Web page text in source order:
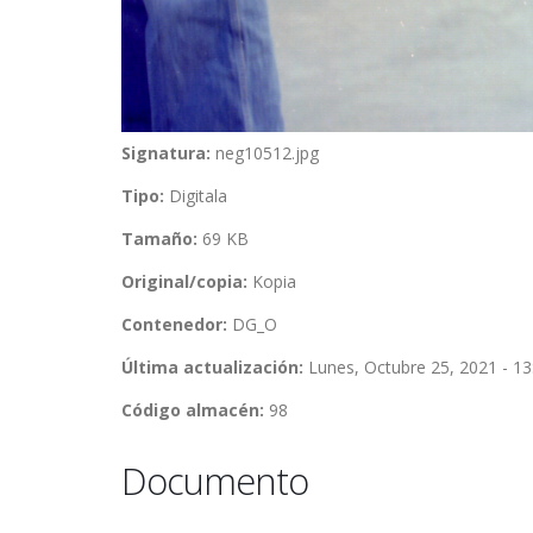
Signatura: neg10512.jpg
Tipo: Digitala
Tamaño: 69 KB
Original/copia: Kopia
Contenedor: DG_O
Última actualización: Lunes, Octubre 25, 2021 -
Código almacén: 98
Documento